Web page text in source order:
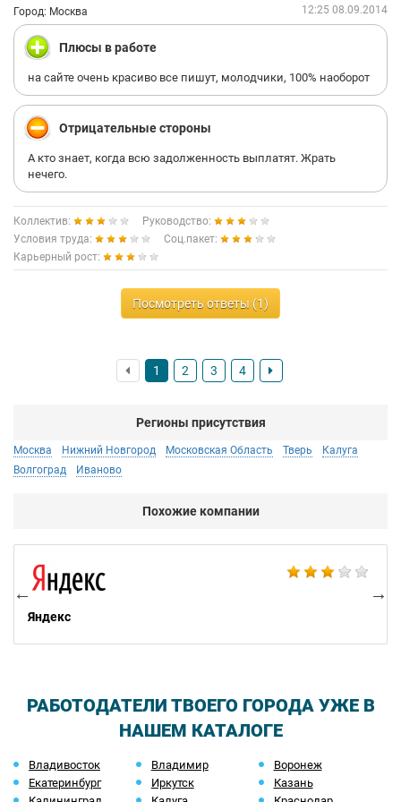
организаций СУ- 155. Общая сумма штрафов за нарушение
трудового законодательства руководством СУ- 155 составила
6 166 800 рублей.
Город: Москва 12:25 08.09.2014
Плюсы в работе
на сайте очень красиво все пишут, молодчики, 100% наоборот
Отрицательные стороны
А кто знает, когда всю задолженность выплатят. Жрать
нечего.
Коллектив:
Руководство:
Условия труда:
Соц.пакет:
Карьерный рост:
Посмотреть ответы (1)
1 2 3 4
Регионы присутствия
Москва Нижний Новгород Московская Область Тверь
Калуга
Волгоград
Иваново
Похожие компании
Яндекс
РАБОТОДАТЕЛИ ТВОЕГО ГОРОДА УЖЕ В
НАШЕМ КАТАЛОГЕ
Владивосток Владимир
Воронеж
Екатеринбург
Иркутск
Казань